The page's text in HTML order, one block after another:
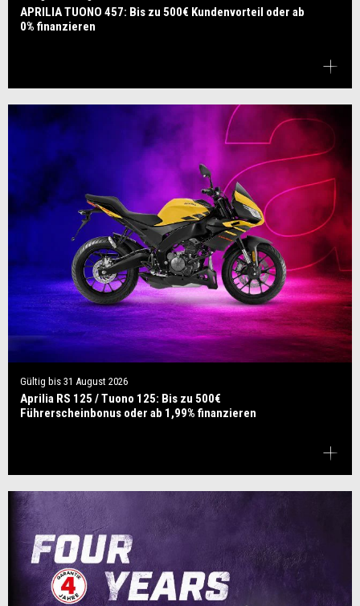
APRILIA TUONO 457: Bis zu 500€ Kundenvorteil oder ab
0% finanzieren
Gültig bis 31 August 2026
Aprilia RS 125 / Tuono 125: Bis zu 500€
Führerscheinbonus oder ab 1,99% finanzieren